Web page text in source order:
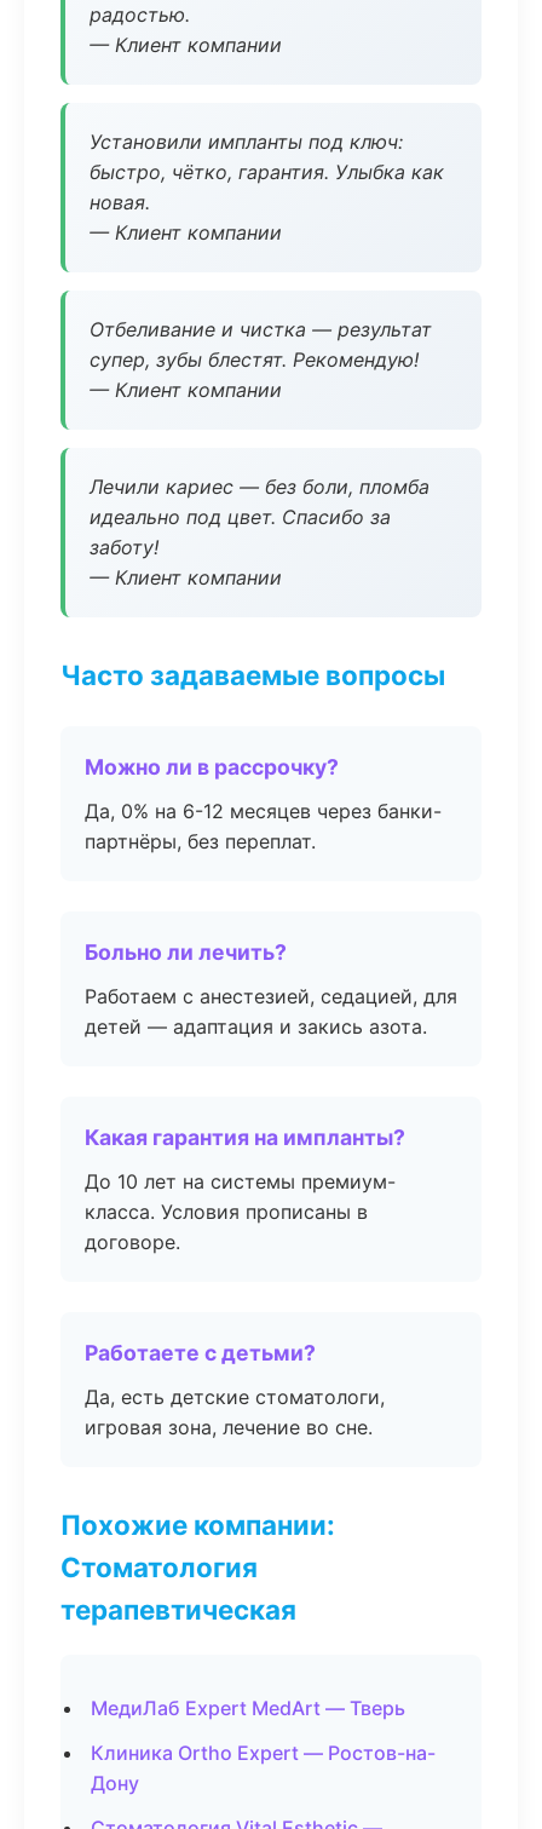
радостью.
— Клиент компании
Установили импланты под ключ:
быстро, чётко, гарантия. Улыбка как
новая.
— Клиент компании
Отбеливание и чистка — результат
супер, зубы блестят. Рекомендую!
— Клиент компании
Лечили кариес — без боли, пломба
идеально под цвет. Спасибо за
заботу!
— Клиент компании
Часто задаваемые вопросы
Можно ли в рассрочку?
Да, 0% на 6-12 месяцев через банки-
партнёры, без переплат.
Больно ли лечить?
Работаем с анестезией, седацией, для
детей — адаптация и закись азота.
Какая гарантия на импланты?
До 10 лет на системы премиум-
класса. Условия прописаны в
договоре.
Работаете с детьми?
Да, есть детские стоматологи,
игровая зона, лечение во сне.
Похожие компании:
Стоматология
терапевтическая
МедиЛаб Expert MedArt — Тверь
Клиника Ortho Expert — Ростов-на-
Дону